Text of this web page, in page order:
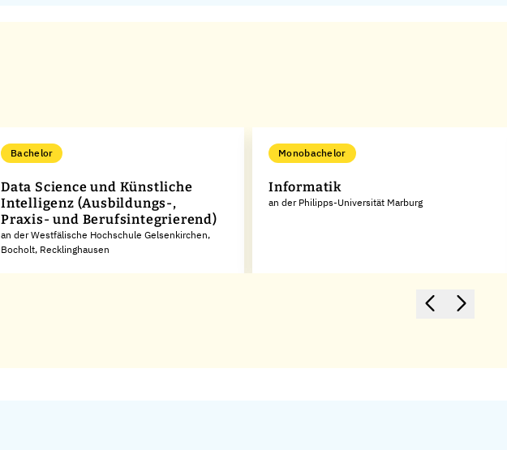
Bachelor
Data Science und Künstliche
Intelligenz (Ausbildungs-,
Praxis- und Berufsintegrierend)
an der Westfälische Hochschule Gelsenkirchen,
Bocholt, Recklinghausen
Monobachelor
Informatik
an der Philipps-Universität Marburg